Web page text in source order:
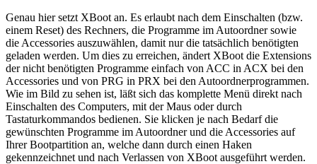
Genau hier setzt XBoot an. Es erlaubt nach dem Einschalten (bzw.
einem Reset) des Rechners, die Programme im Autoordner sowie
die Accessories auszuwählen, damit nur die tatsächlich benötigten
geladen werden. Um dies zu erreichen, ändert XBoot die Extensions
der nicht benötigten Programme einfach von ACC in ACX bei den
Accessories und von PRG in PRX bei den Autoordnerprogrammen.
Wie im Bild zu sehen ist, läßt sich das komplette Menü direkt nach
Einschalten des Computers, mit der Maus oder durch
Tastaturkommandos bedienen. Sie klicken je nach Bedarf die
gewünschten Programme im Autoordner und die Accessories auf
Ihrer Bootpartition an, welche dann durch einen Haken
gekennzeichnet und nach Verlassen von XBoot ausgeführt werden.